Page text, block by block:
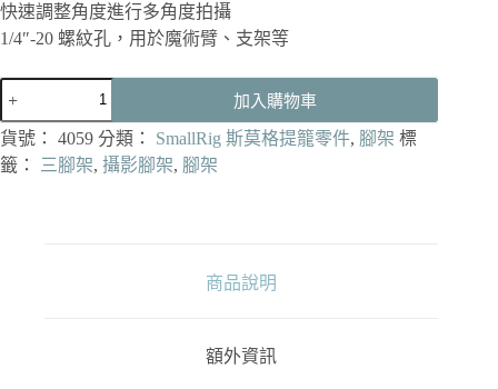
快速調整角度進行多角度拍攝
1/4″-20 螺紋孔，用於魔術臂、支架等
SmallRig
4059
碳
纖
維
加入購物車
貨號： 4059 分類： SmallRig 斯莫格提籠零件, 腳架 標
籤：
三腳架, 攝影腳架, 腳架
商品說明
額外資訊